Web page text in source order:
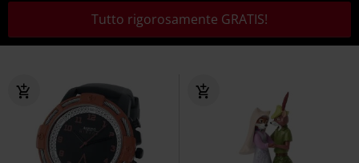
Tutto rigorosamente GRATIS!